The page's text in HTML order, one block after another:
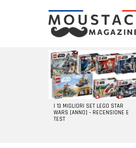
LATEST
STORIES
I 13 MIGLIORI SET LEGO STAR
WARS [ANNO] – RECENSIONE E
TEST